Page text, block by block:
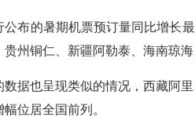
公布的暑期机票预订量同比增长
州铜仁、新疆阿勒泰、海南琼海
数据也呈现类似的情况，西藏阿
位居全国前列。